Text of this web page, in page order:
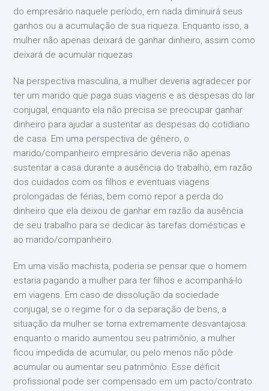
do empresário naquele período, em nada diminuirá seus
ganhos ou a acumulação de sua riqueza. Enquanto isso, a
mulher não apenas deixará de ganhar dinheiro, assim como
deixará de acumular riquezas.
Na perspectiva masculina, a mulher deveria agradecer por
ter um marido que paga suas viagens e as despesas do lar
conjugal, enquanto ela não precisa se preocupar ganhar
dinheiro para ajudar a sustentar as despesas do cotidiano
de casa. Em uma perspectiva de gênero, o
marido/companheiro empresário deveria não apenas
sustentar a casa durante a ausência do trabalho, em razão
dos cuidados com os filhos e eventuais viagens
prolongadas de férias, bem como repor a perda do
dinheiro que ela deixou de ganhar em razão da ausência
de seu trabalho para se dedicar às tarefas domésticas e
ao marido/companheiro.
Em uma visão machista, poderia se pensar que o homem
estaria pagando a mulher para ter filhos e acompanhá-lo
em viagens. Em caso de dissolução da sociedade
conjugal, se o regime for o da separação de bens, a
situação da mulher se torna extremamente desvantajosa:
enquanto o marido aumentou seu patrimônio, a mulher
ficou impedida de acumular, ou pelo menos não pôde
acumular ou aumentar seu patrimônio. Esse déficit
profissional pode ser compensado em um pacto/contrato